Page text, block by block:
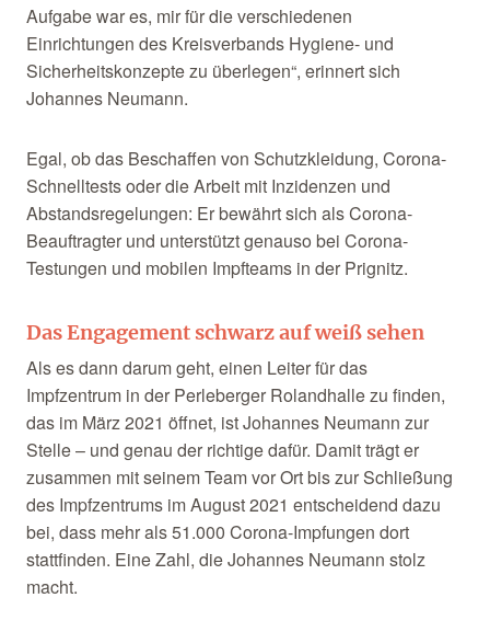
Aufgabe war es, mir für die verschiedenen
Einrichtungen des Kreisverbands Hygiene- und
Sicherheitskonzepte zu überlegen“, erinnert sich
Johannes Neumann.
Egal, ob das Beschaffen von Schutzkleidung, Corona-
Schnelltests oder die Arbeit mit Inzidenzen und
Abstandsregelungen: Er bewährt sich als Corona-
Beauftragter und unterstützt genauso bei Corona-
Testungen und mobilen Impfteams in der Prignitz.
Das Engagement schwarz auf weiß sehen
Als es dann darum geht, einen Leiter für das
Impfzentrum in der Perleberger Rolandhalle zu finden,
das im März 2021 öffnet, ist Johannes Neumann zur
Stelle – und genau der richtige dafür. Damit trägt er
zusammen mit seinem Team vor Ort bis zur Schließung
des Impfzentrums im August 2021 entscheidend dazu
bei, dass mehr als 51.000 Corona-Impfungen dort
stattfinden. Eine Zahl, die Johannes Neumann stolz
macht.